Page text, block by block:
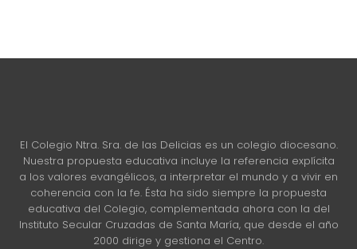
El Colegio Ntra. Sra. de las Delicias es un colegio diocesano.
Nuestra propuesta educativa incluye la referencia explícita
a los valores evangélicos, a interpretar el mundo y a vivir en
coherencia con la fe. Ésta ha sido siempre la propuesta
educativa del Colegio, complementada ahora con la del
Instituto Secular Cruzadas de Santa María, que desde el año
2000 dirige y gestiona el Centro.